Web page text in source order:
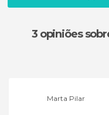
3 opiniões
Marta Pilar